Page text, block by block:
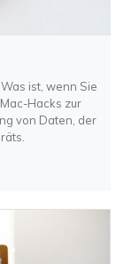
ist, wenn Sie
Hacks zur
von Daten, der